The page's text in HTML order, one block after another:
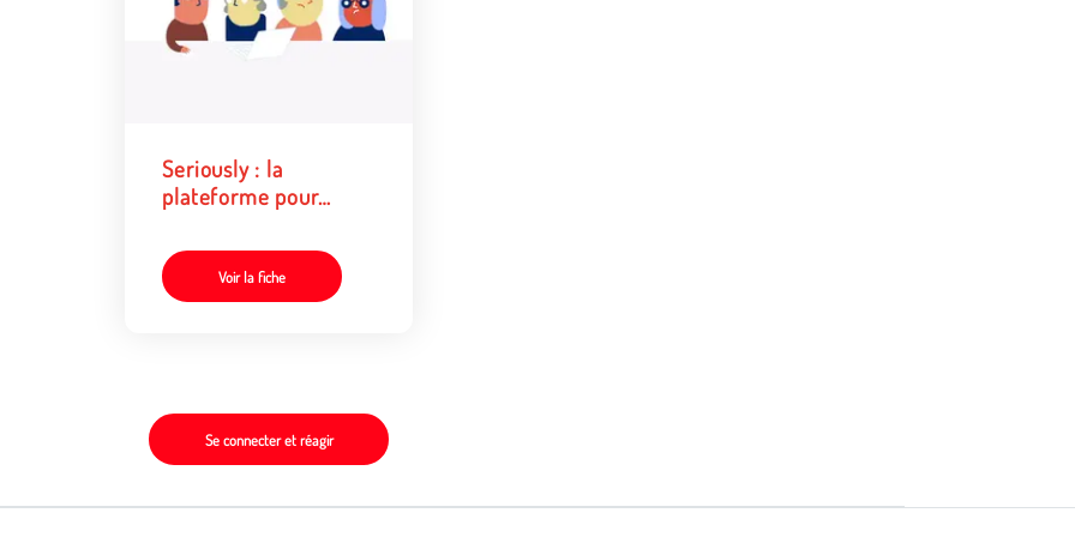
Seriously : la
plateforme pour
discours de haine en
ligne
Voir la fiche
Se connecter et réagir